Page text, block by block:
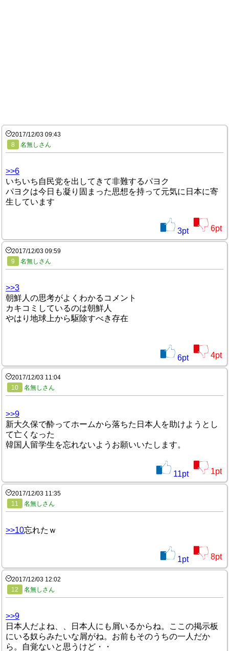
2017/12/03 09:43
8
名無しさん
>>6
いちいち自民党を出してきて非難するパヨク
パヨクは今日も凝り固まった思想を持って元気に日本に寄
生しています
3pt 6pt
2017/12/03 09:59
9
名無しさん
>>3
朝鮮人の思考がよくわかるコメント
カキコミしているのは朝鮮人
やはり地球上から駆除すべき存在
6pt 4pt
2017/12/03 11:04
10
名無しさん
>>9
新大久保で酔ってホームから落ちた日本人を助けようとし
て亡くなった
韓国人留学生を忘れないようお願いいたします。
11pt 1pt
2017/12/03 11:35
11
名無しさん
>>10忘れたｗ
1pt 8pt
2017/12/03 12:02
12
名無しさん
>>9
日本人だよね、、日本人にも屑いるからね。ここの掲示板
にいる奴らみたいな屑がね。お前もそのうちの一人だか
ら。自覚ないと思うけど・・